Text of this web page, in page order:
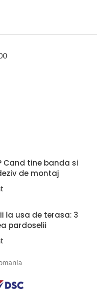
Cand tine banda si
de montaj
la usa de terasa: 3
pardoselii